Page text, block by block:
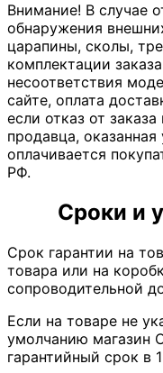
Внимание! В случае
обнаружения
царапины, сколы,
комплектации
несоответствия
сайте, оплата
если отказ от
продавца,
оплачивается
РФ.
Сроки и
Срок гарантии на
товара или на
сопроводительной
Если на товаре не
умолчанию магазин
гарантийный срок в